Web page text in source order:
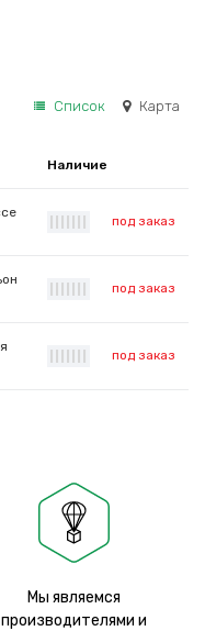
Список Карта
Наличие
под заказ
под заказ
под заказ
Мы являемся
производителями и